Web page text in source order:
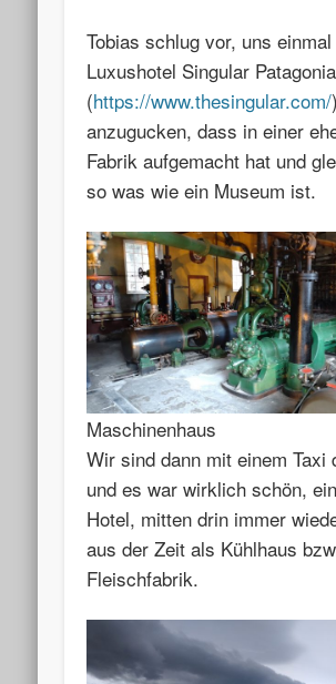
Tobias schlug vor, uns
Luxushotel Singular Patagonia
(https://www.thesingular.com/)
anzugucken, dass in einer
Fabrik aufgemacht hat und
so was wie ein Museum ist.
Maschinenhaus
Wir sind dann mit einem Taxi
und es war wirklich schön,
Hotel, mitten drin immer
aus der Zeit als Kühlhaus
Fleischfabrik.